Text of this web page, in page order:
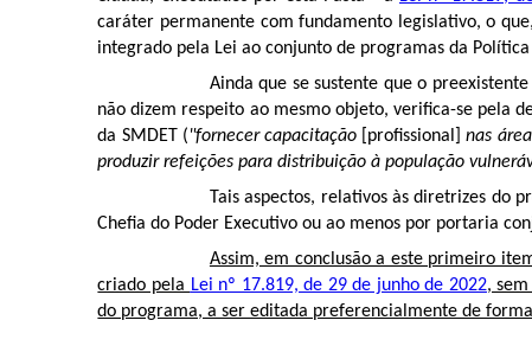
caráter permanente com fundamento legislativo, o
integrado pela Lei ao conjunto de programas da
Ainda que se sustente que o
não dizem respeito ao mesmo objeto, verifica-se pela
da SMDET ("fornecer capacitação [profissional]nas
produzir refeições para distribuição à população
Tais aspectos, relativos às diretrizes do
Chefia do Poder Executivo ou ao menos por portaria
Assim, em conclusão a este primeiro
criado pela Lei nº 17.819, de 29 de junho de 2022,
do programa, a ser editada preferencialmente de